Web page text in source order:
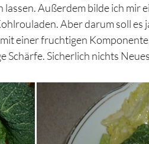
Außerdem bilde ich mir
Aber darum soll es
einer fruchtigen
Schärfe. Sicherlich nichts